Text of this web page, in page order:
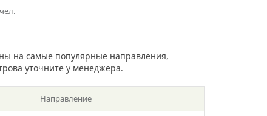
на самые популярные направления,
уточните у менеджера.
Направление